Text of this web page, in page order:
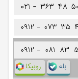
۰۲۱ - ۳۶۳ ۴۸
۰۹۱۲ - ۰۷۳ ۳۵
۰۹۱۲ - ۰۸۱ ۸۳
روبیکا بله